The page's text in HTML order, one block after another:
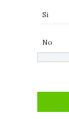
Si
No